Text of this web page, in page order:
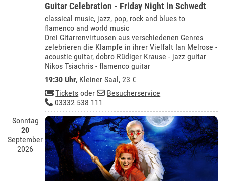
Guitar Celebration - Friday Night in Schwedt
classical music, jazz, pop, rock and blues to
flamenco and world music
Drei Gitarrenvirtuosen aus verschiedenen Genres
zelebrieren die Klampfe in ihrer Vielfalt Ian Melrose -
acoustic guitar, dobro Rüdiger Krause - jazz guitar
Nikos Tsiachris - flamenco guitar
19:30 Uhr, Kleiner Saal , 23 €
Tickets oder
Besucherservice
03332 538 111
Sonntag
20
September
2026